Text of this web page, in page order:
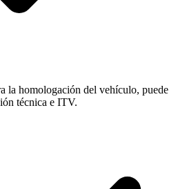
la homologación del vehículo, puede
técnica e ITV.